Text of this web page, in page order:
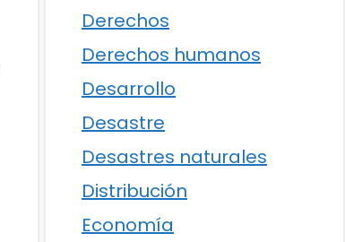
Derechos
Derechos humanos
Desarrollo
Desastre
Desastres naturales
Distribución
Economía